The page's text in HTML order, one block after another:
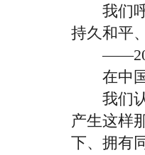
我们呼
持久和平
在中国
我们认
产生这样
下、拥有